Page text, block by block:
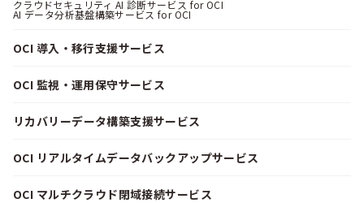
クラウドセキュリティ AI 診断サービス for OCI
AI データ分析基盤構築サービス for OCI
OCI 導入・移行支援サービス
OCI 監視・運用保守サービス
リカバリーデータ構築支援サービス
OCI リアルタイムデータバックアップサービス
OCI マルチクラウド閉域接続サービス